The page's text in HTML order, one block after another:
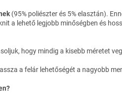
(95% poliészter és 5% elasztán).
a lehető legjobb minőségben és
hogy mindig a kisebb méretet
a felár lehetőségét a nagyobb